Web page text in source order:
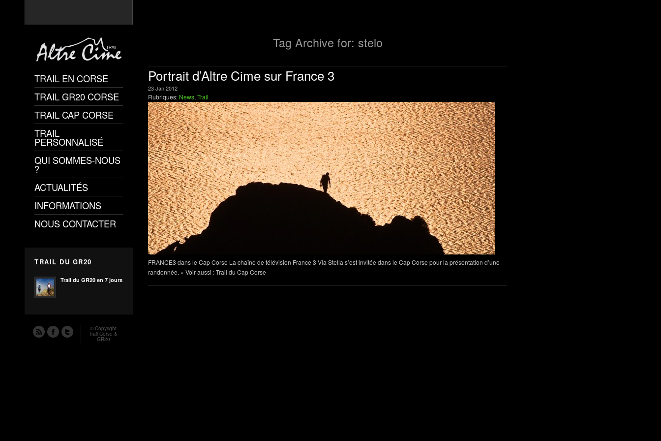
Tag Archive for: stelo
Portrait d’Altre Cime sur France 3
23Jan2012
Rubriques: News, Trail
FRANCE3 dans le Cap Corse La chaîne de télévision France 3 Via Stella s’est invitée dans le Cap Corse pour la présentation d’une
randonnée. » Voir aussi : Trail du Cap Corse
TRAIL EN CORSE
TRAIL GR20 CORSE
TRAIL CAP CORSE
TRAIL
PERSONNALISÉ
QUI SOMMES-NOUS
?
ACTUALITÉS
INFORMATIONS
NOUS CONTACTER
TRAIL DU GR20
Trail du GR20 en 7 jours
© Copyright
Trail Corse &
GR20